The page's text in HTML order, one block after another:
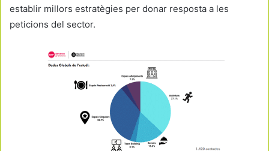
establir millors estratègies per donar resposta a les
peticions del sector.